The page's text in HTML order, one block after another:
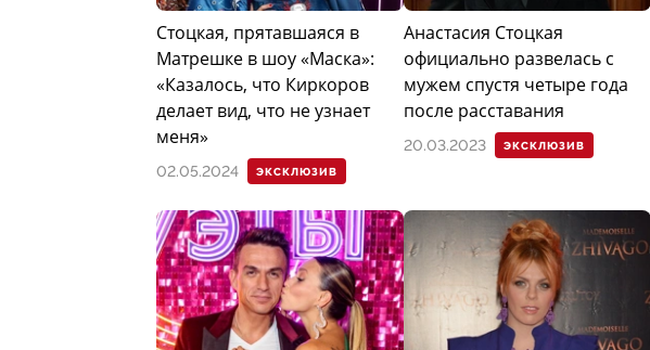
ЭКСКЛЮЗИВ
Стоцкая, прятавшаяся в
Матрешке в шоу «Маска»:
«Казалось, что Киркоров
делает вид, что не узнает
меня»
02.05.2024
ЭКСКЛЮЗИВ
Анастасия Стоцкая
официально развелась с
мужем спустя четыре года
после расставания
20.03.2023